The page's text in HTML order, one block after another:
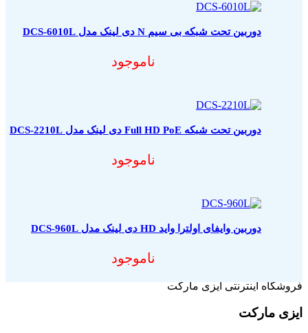
دوربین تحت شبکه بی سیم N دی لینک مدل DCS-6010L
ناموجود
دوربین تحت شبکه Full HD PoE دی لینک مدل DCS-2210L
ناموجود
دوربین وایفای اولترا واید HD دی لینک مدل DCS-960L
ناموجود
فروشگاه اینترنتی ایزی مارکت
ایزی مارکت